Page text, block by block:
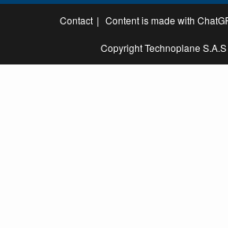
Contact Content is made with
Copyright Technoplane